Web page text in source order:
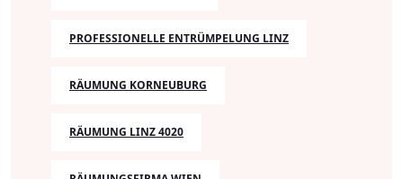
PROFESSIONELLE ENTRÜMPELUNG LINZ
RÄUMUNG KORNEUBURG
RÄUMUNG LINZ 4020